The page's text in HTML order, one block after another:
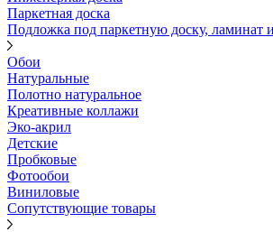
Паркетная доска
Подложка под паркетную доску, ламинат
Обои
Натуральные
Полотно натуральное
Креативные коллажи
Эко-акрил
Детские
Пробковые
Фотообои
Виниловые
Сопутствующие товары